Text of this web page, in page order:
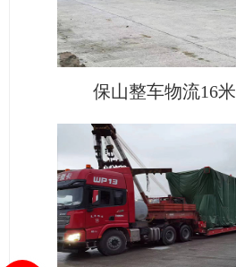
保山整车物流16